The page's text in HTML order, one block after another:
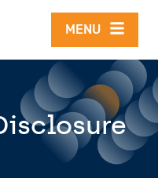
inhoud gaan
MENU